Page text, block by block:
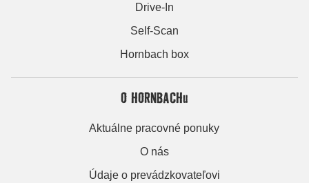
Drive-In
Self-Scan
Hornbach box
O HORNBACHu
Aktuálne pracovné ponuky
O nás
Údaje o prevádzkovateľovi